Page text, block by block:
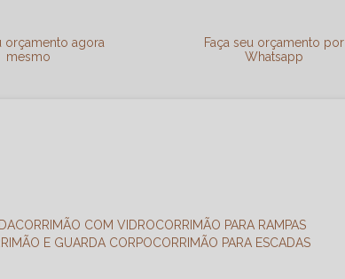
orçamento agora
mesmo
Faça seu orçamento por
Whatsapp
CORRIMÃO COM VIDRO
CORRIMÃO PARA RAMPAS
E GUARDA CORPO
CORRIMÃO PARA ESCADAS